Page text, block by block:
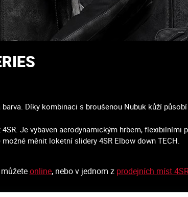
Díky kombinaci s broušenou Nubuk kůží
Je vybaven aerodynamickým hrbem,
měnit loketní slidery 4SR Elbow down TECH.
online, nebo v jednom z prodejních míst